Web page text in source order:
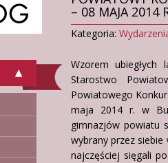
– 08 MAJA 2014
Kategoria:
Wzorem
Starostwo
Powiatowego
maja 2014 r. w
gimnazjów powiatu
wybrany przez
najczęściej sięgali